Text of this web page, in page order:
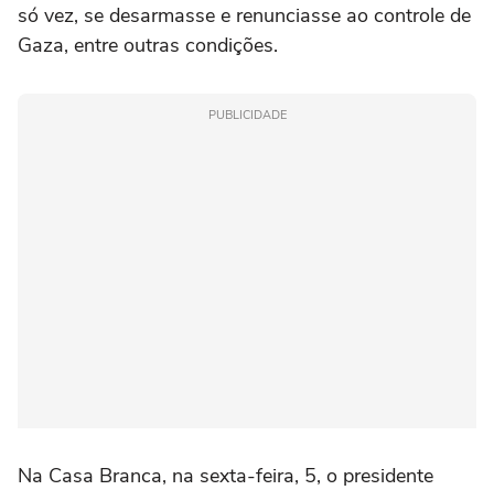
só vez, se desarmasse e renunciasse ao controle de
Gaza, entre outras condições.
PUBLICIDADE
Na Casa Branca, na sexta-feira, 5, o presidente